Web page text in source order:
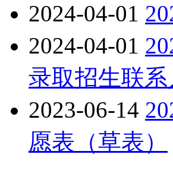
2024-04-01
2024-04-01
录取招生联
2023-06-14
愿表（草表）